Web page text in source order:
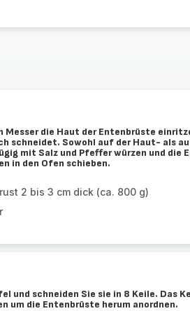
Messer die Haut der Entenbrüste
schneidet. Sowohl auf der Haut- als
mit Salz und Pfeffer würzen und die
in den Ofen schieben.
2 bis 3 cm dick (ca. 800 g)
und schneiden Sie sie in 8 Keile. Das
um die Entenbrüste herum anordnen.